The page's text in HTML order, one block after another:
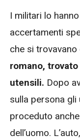
I militari lo
accertamenti
che si
romano,
utensili. Dopo
sulla persona gli
proceduto
dell’uomo.